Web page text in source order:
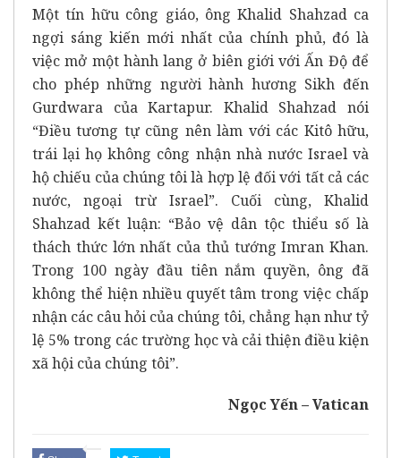
Một tín hữu công giáo, ông Khalid Shahzad ca
ngợi sáng kiến mới nhất của chính phủ, đó là
việc mở một hành lang ở biên giới với Ấn Độ để
cho phép những người hành hương Sikh đến
Gurdwara của Kartapur. Khalid Shahzad nói
“Điều tương tự cũng nên làm với các Kitô hữu,
trái lại họ không công nhận nhà nước Israel và
hộ chiếu của chúng tôi là hợp lệ đối với tất cả các
nước, ngoại trừ Israel”. Cuối cùng, Khalid
Shahzad kết luận: “Bảo vệ dân tộc thiểu số là
thách thức lớn nhất của thủ tướng Imran Khan.
Trong 100 ngày đầu tiên nắm quyền, ông đã
không thể hiện nhiều quyết tâm trong việc chấp
nhận các câu hỏi của chúng tôi, chẳng hạn như tỷ
lệ 5% trong các trường học và cải thiện điều kiện
xã hội của chúng tôi”.
Ngọc Yến – Vatican